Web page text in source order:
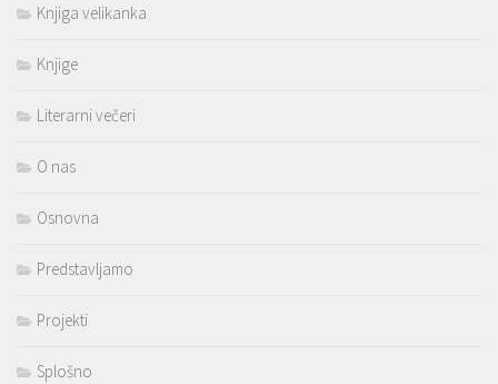
Knjiga velikanka
Knjige
Literarni večeri
O nas
Osnovna
Predstavljamo
Projekti
Splošno